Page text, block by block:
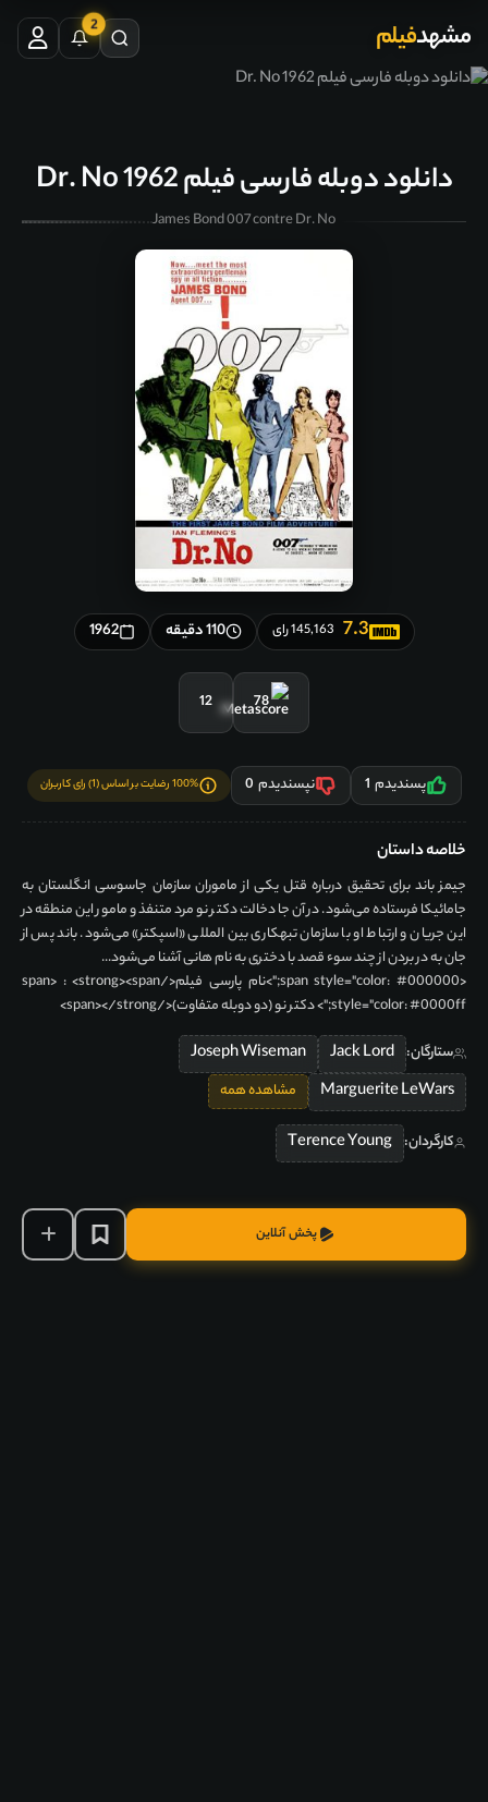
مشهدفیلم 2
دانلود دوبله فارسی فیلم Dr. No 1962
James Bond 007 contre Dr. No
7.3 145,163 رای 110 دقیقه 1962
78
12
پسندیدم 1 نپسندیدم 0 100% رضایت بر اساس (1) رای کاربران
خلاصه داستان
جیمز باند برای تحقیق درباره قتل یکی از ماموران سازمان جاسوسی انگلستان به
جامائیکا فرستاده می‌شود. در آن جا دخالت دکتر نو مرد متنفذ و مامور این منطقه در
این جریان و ارتباط او با سازمان تبهکاری بین‌ المللی «اسپکتر» می‌شود. باند پس از
جان به در بردن از چند سوء قصد با دختری به نام هانی آشنا می‌شود...
<span style="color: #000000;">نام پارسی فیلم</span> : <strong><span
style="color: #0000ff;"> دکتر نو (دو دوبله متفاوت)</span></strong>
ستارگان: Jack Lord
Joseph Wiseman
Marguerite LeWars
مشاهده همه
کارگردان: Terence Young
پخش آنلاین